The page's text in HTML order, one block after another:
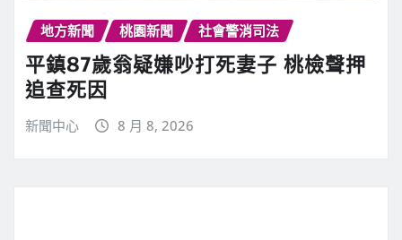
地方新聞 桃園新聞 社會警消司法
平鎮87歲翁疑嫌吵打死妻子 桃檢聲押
追查死因
新聞中心 8 月 8, 2026